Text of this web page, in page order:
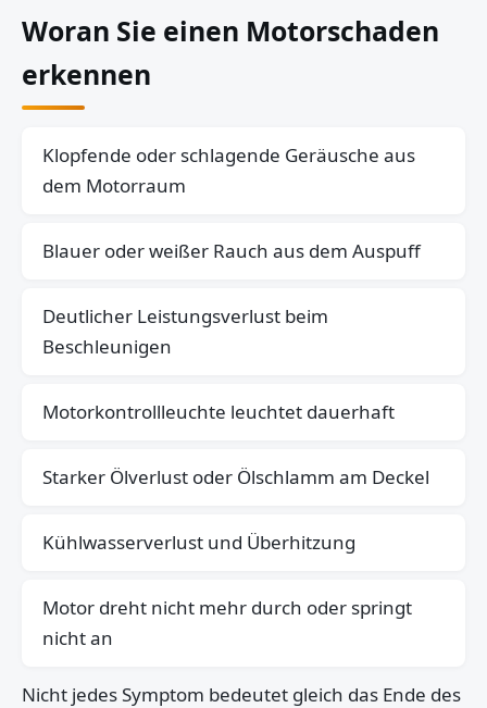
Woran Sie einen Motorschaden
erkennen
Klopfende oder schlagende Geräusche aus
dem Motorraum
Blauer oder weißer Rauch aus dem Auspuff
Deutlicher Leistungsverlust beim
Beschleunigen
Motorkontrollleuchte leuchtet dauerhaft
Starker Ölverlust oder Ölschlamm am Deckel
Kühlwasserverlust und Überhitzung
Motor dreht nicht mehr durch oder springt
nicht an
Nicht jedes Symptom bedeutet gleich das Ende des